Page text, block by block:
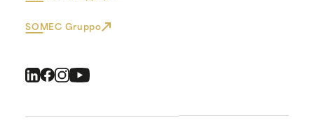
SOMEC Gruppo